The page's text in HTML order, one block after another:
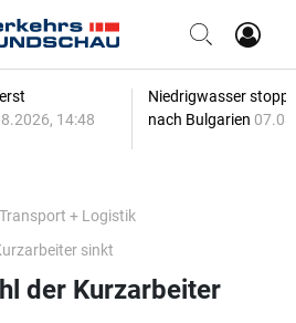
14:48
Niedrigwasser
nach Bulgarien
Transport + Logistik
sinkt
der Kurzarbeiter